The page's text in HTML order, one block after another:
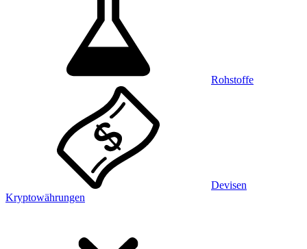
Rohstoffe
Devisen
Kryptowährungen